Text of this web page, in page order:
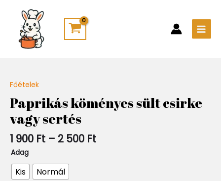
content
Főételek
Paprikás köményes sült csirke
vagy sertés
1 900 Ft – 2 500 Ft
900 Ft
500 Ft
Adag
Kis Normál